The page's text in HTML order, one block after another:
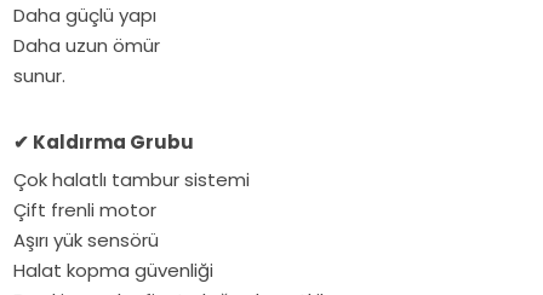
Daha güçlü yapı
Daha uzun ömür
sunur.
✔ Kaldırma Grubu
Çok halatlı tambur sistemi
Çift frenli motor
Aşırı yük sensörü
Halat kopma güvenliği